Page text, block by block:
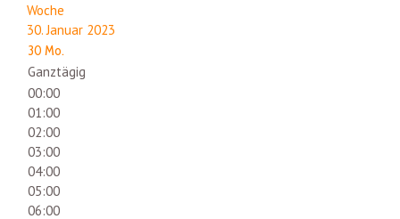
Woche
30. Januar 2023
30 Mo.
Ganztägig
00:00
01:00
02:00
03:00
04:00
05:00
06:00